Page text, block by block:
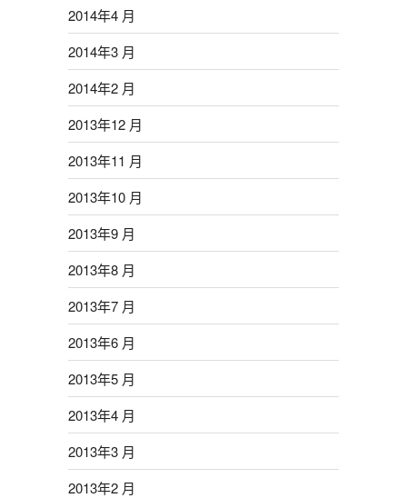
2014年4 月
2014年3 月
2014年2 月
2013年12 月
2013年11 月
2013年10 月
2013年9 月
2013年8 月
2013年7 月
2013年6 月
2013年5 月
2013年4 月
2013年3 月
2013年2 月